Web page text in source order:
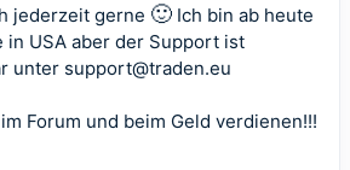
jederzeit gerne 🙂 Ich bin ab heute
in USA aber der Support ist
unter support@traden.eu
Forum und beim Geld verdienen!!!